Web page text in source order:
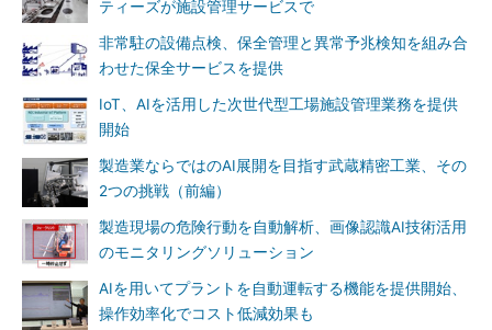
ティーズが施設管理サービスで
非常駐の設備点検、保全管理と異常予兆検知を組み合
わせた保全サービスを提供
IoT、AIを活用した次世代型工場施設管理業務を提供
開始
製造業ならではのAI展開を目指す武蔵精密工業、その
2つの挑戦（前編）
製造現場の危険行動を自動解析、画像認識AI技術活用
のモニタリングソリューション
AIを用いてプラントを自動運転する機能を提供開始、
操作効率化でコスト低減効果も